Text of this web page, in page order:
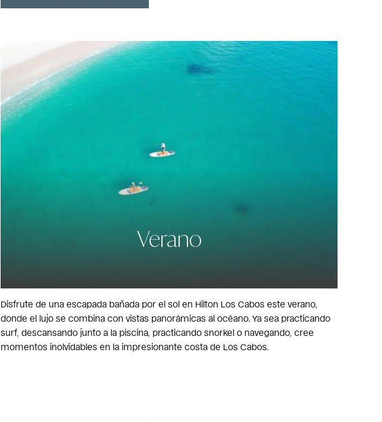
Verano
Disfrute de una escapada bañada por el sol en Hilton Los Cabos este verano,
donde el lujo se combina con vistas panorámicas al océano. Ya sea practicando
surf, descansando junto a la piscina, practicando snorkel o navegando, cree
momentos inolvidables en la impresionante costa de Los Cabos.